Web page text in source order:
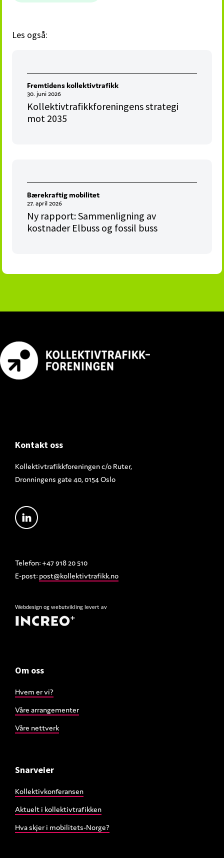
Les også:
Fremtidens kollektivtrafikk
30. juni 2026
Kollektivtrafikkforeningens strategi
mot 2035
Bærekraftig mobilitet
27. april 2026
Ny rapport: Sammenligning av
kostnader Elbuss og fossil buss
Footer
Kontakt oss
Kollektivtrafikkforeningen c/o Ruter,
Dronningens gate 40, 0154 Oslo
Telefon: +47 918 20 510
E-post: post@kollektivtrafikk.no
Webdesign og webutvikling levert av
Om oss
Hvem er vi?
Våre arrangementer
Våre nettverk
Snarveier
Kollektivkonferansen
Aktuelt i kollektivtrafikken
Hva skjer i mobilitets-Norge?